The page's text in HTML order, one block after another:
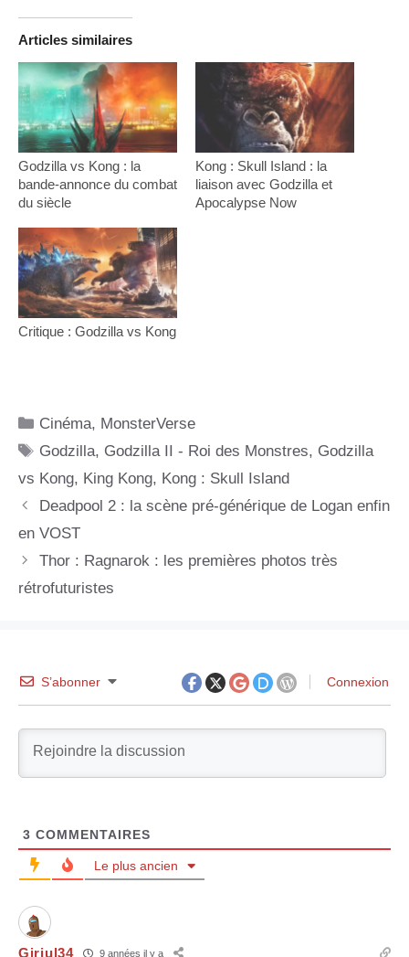
Articles similaires
Godzilla vs Kong : la
bande-annonce du combat
du siècle
Kong : Skull Island : la
liaison avec Godzilla et
Apocalypse Now
Critique : Godzilla vs Kong
Catégories
Cinéma, MonsterVerse
Étiquettes
Godzilla, Godzilla II - Roi des Monstres, Godzilla
vs Kong, King Kong, Kong : Skull Island
Deadpool 2 : la scène pré-générique de Logan enfin
en VOST
Thor : Ragnarok : les premières photos très
rétrofuturistes
S’abonner Connexion
3 COMMENTAIRES
Le plus ancien
Girjul34 9 années il y a